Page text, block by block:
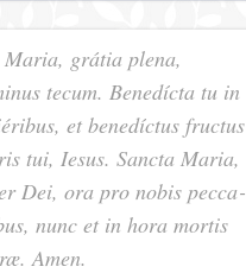
Maria, grátia plena,
tecum. Benedícta tu in
et benedíctus fructus
tui, Iesus. Sancta Maria,
Dei, ora pro nobis pec­ca­
nunc et in hora mortis
Amen.